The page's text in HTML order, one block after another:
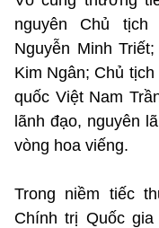
nguyên Chủ
Nguyễn Minh
Kim Ngân; Chủ
quốc Việt Nam
lãnh đạo, nguyên
vòng hoa viếng.
Trong niềm tiếc
Chính trị Quốc